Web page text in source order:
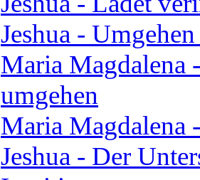
Jeshua -
Maria Magdalena
umgehen
Maria Magdalena
Jeshua - Der